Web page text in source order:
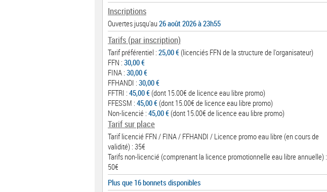
Inscriptions
Ouvertes jusqu'au26 août 2026 à 23h55
Tarifs (par inscription)
Tarif préférentiel : 25,00 € (licenciés FFN de la structure de l'organisateur)
FFN : 30,00 €
FINA : 30,00 €
FFHANDI : 30,00 €
FFTRI : 45,00 € (dont 15.00€ de licence eau libre promo)
FFESSM : 45,00 € (dont 15.00€ de licence eau libre promo)
Non-licencié : 45,00 € (dont 15.00€ de licence eau libre promo)
Tarif sur place
Tarif licencié FFN / FINA / FFHANDI / Licence promo eau libre (en cours de
validité) : 35€
Tarifs non-licencié (comprenant la licence promotionnelle eau libre annuelle) :
50€
Plus que 16 bonnets disponibles